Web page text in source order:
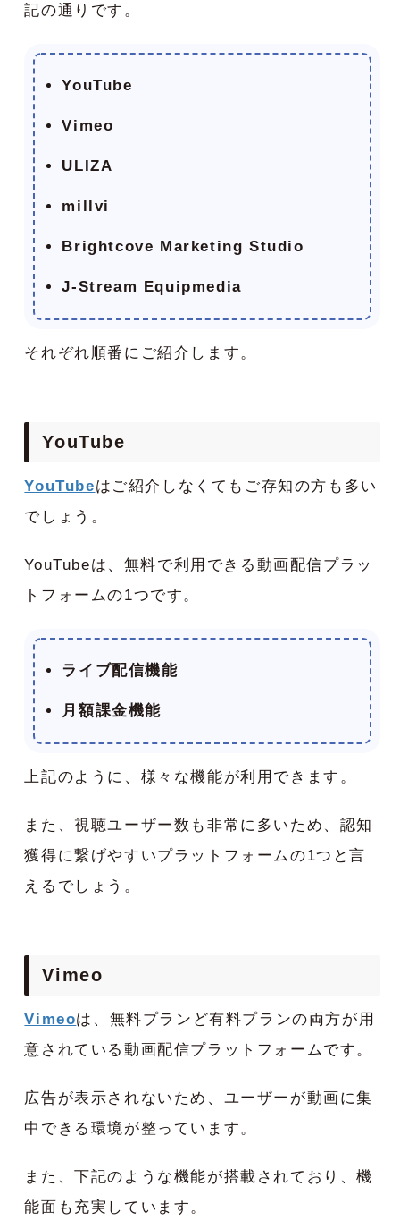
記の通りです。
YouTube
Vimeo
ULIZA
millvi
Brightcove Marketing Studio
J-Stream Equipmedia
それぞれ順番にご紹介します。
YouTube
YouTubeはご紹介しなくてもご存知の方も多い
でしょう。
YouTubeは、無料で利用できる動画配信プラッ
トフォームの1つです。
ライブ配信機能
月額課金機能
上記のように、様々な機能が利用できます。
また、視聴ユーザー数も非常に多いため、認知
獲得に繋げやすいプラットフォームの1つと言
えるでしょう。
Vimeo
Vimeoは、無料プランど有料プランの両方が用
意されている動画配信プラットフォームです。
広告が表示されないため、ユーザーが動画に集
中できる環境が整っています。
また、下記のような機能が搭載されており、機
能面も充実しています。